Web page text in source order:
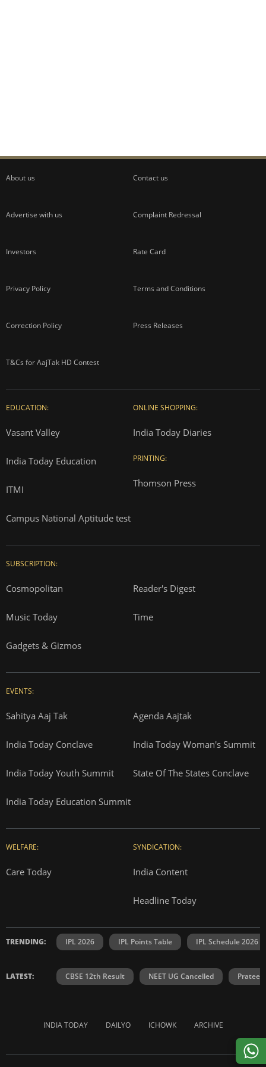
About us Contact us
Advertise with us Complaint Redressal
Investors Rate Card
Privacy Policy Terms and Conditions
Correction Policy Press Releases
T&Cs for AajTak HD Contest
EDUCATION:
Vasant Valley
India Today Education
ITMI
Campus National Aptitude test
ONLINE SHOPPING:
India Today Diaries
PRINTING:
Thomson Press
SUBSCRIPTION:
Cosmopolitan Reader's Digest
Music Today Time
Gadgets & Gizmos
EVENTS:
Sahitya Aaj Tak Agenda Aajtak
India Today Conclave India Today Woman's Summit
India Today Youth Summit State Of The States Conclave
India Today Education Summit
WELFARE:
Care Today
SYNDICATION:
India Content
Headline Today
TRENDING: IPL 2026 IPL Points Table IPL Schedule 2026
LATEST: CBSE 12th Result NEET UG Cancelled Prateek
INDIA TODAY DAILYO ICHOWK ARCHIVE